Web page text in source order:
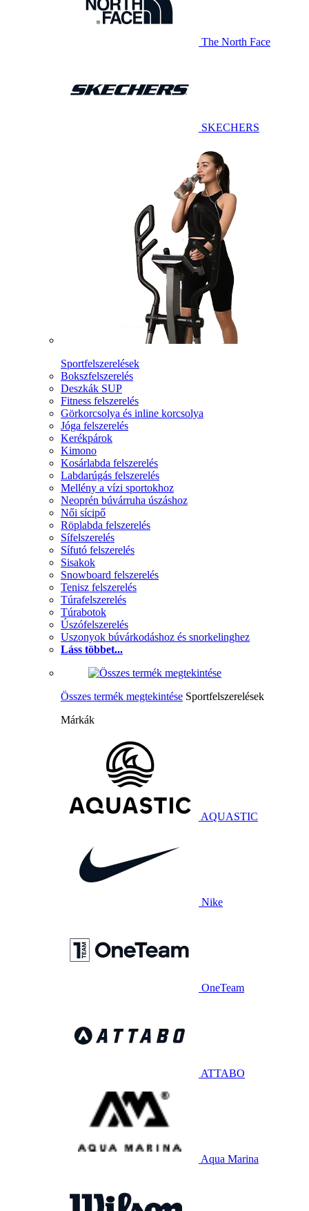
The North Face
SKECHERS
Sportfelszerelések
Bokszfelszerelés
Deszkák SUP
Fitness felszerelés
Görkorcsolya és inline korcsolya
Jóga felszerelés
Kerékpárok
Kimono
Kosárlabda felszerelés
Labdarúgás felszerelés
Mellény a vízi sportokhoz
Neoprén búvárruha úszáshoz
Női sícipő
Röplabda felszerelés
Sífelszerelés
Sífutó felszerelés
Sisakok
Snowboard felszerelés
Tenisz felszerelés
Túrafelszerelés
Túrabotok
Úszófelszerelés
Uszonyok búvárkodáshoz és snorkelinghez
Láss többet...
Összes termék megtekintése Sportfelszerelések
Márkák
AQUASTIC
Nike
OneTeam
ATTABO
Aqua Marina